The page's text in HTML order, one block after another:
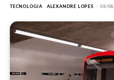
TECNOLOGIA ALEXANDRE LOPES - 08/